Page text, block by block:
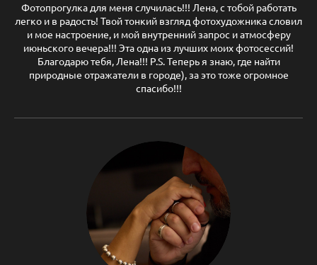
Фотопрогулка для меня случилась!!! Лена, с тобой работать
легко и в радость! Твой тонкий взгляд фотохудожника словил
и мое настроение, и мой внутренний запрос и атмосферу
июньского вечера!!! Эта одна из лучших моих фотосессий!
Благодарю тебя, Лена!!! P.S. Теперь я знаю, где найти
природные отражатели в городе), за это тоже огромное
спасибо!!!